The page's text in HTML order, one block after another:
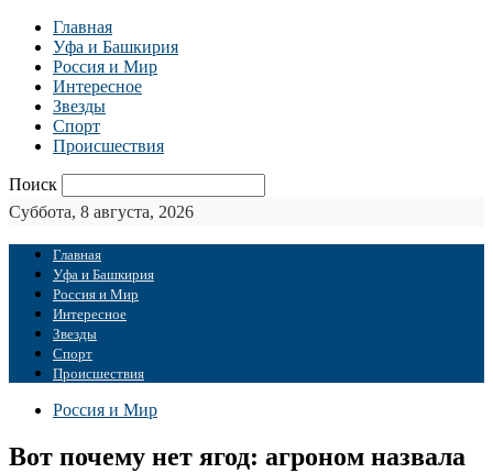
Главная
Уфа и Башкирия
Россия и Мир
Интересное
Звезды
Спорт
Происшествия
Поиск
Суббота, 8 августа, 2026
Главная
Уфа и Башкирия
Россия и Мир
Интересное
Звезды
Спорт
Происшествия
Россия и Мир
Вот почему нет ягод: агроном назвала